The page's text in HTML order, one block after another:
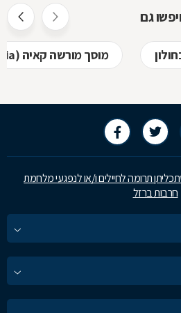
גם
מוסך מורשה קאיה (kia) בחולון
תרומה לחיילים ו/או לנפגעי מלחמת
חרבות ברזל